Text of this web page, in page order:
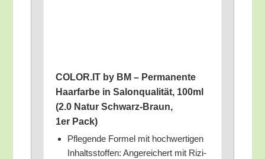
COLOR.IT by BM – Per­ma­nen­te
Haar­far­be in Salon­qua­li­tät, 100ml
(2.0 Natur Schwarz-Braun,
1er Pack)
Pfle­gen­de For­mel mit hoch­wer­ti­gen
Inhalts­stof­fen: Ange­rei­chert mit Rizi­